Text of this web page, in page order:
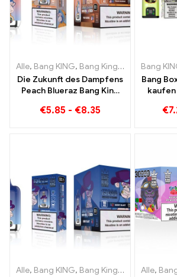
Alle, Bang KING, Bang King Smart Screen 15000 Puff
Die Zukunft des Dampfens
Peach Blueraz Bang King
€5.85 - €8.35
Bang
Bang
€
Alle, Bang KING, Bang King Smart Screen 15000 Puff Alle,